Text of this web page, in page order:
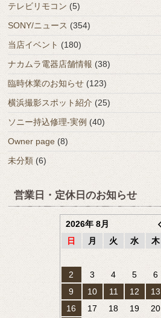
テレビリモコン (5)
SONY/ニュース (354)
当店イベント (180)
ナカムラ電器店舗情報 (38)
臨時休業のお知らせ (123)
横浜撮影スポット紹介 (25)
ソニー持込修理-実例 (40)
Owner page (8)
未分類 (6)
営業日・定休日のお知らせ
2026年 8月
日
月 火 水 木
2
3 4 5 6
9
10 11 12 13
16
17 18 19 20